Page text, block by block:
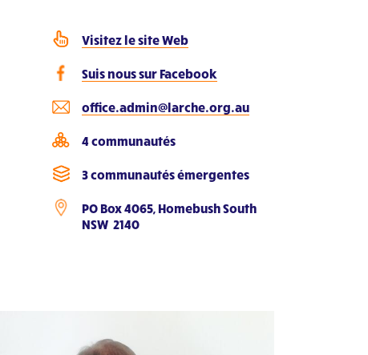
Visitez le site Web
Suis nous sur Facebook
office.admin@larche.org.au
4 communautés
3 communautés émergentes
PO Box 4065, Homebush South
NSW 2140